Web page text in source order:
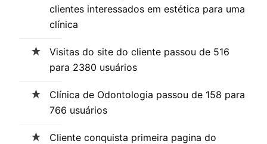
clientes interessados em estética para uma
clínica
Visitas do site do cliente passou de 516
para 2380 usuários
Clínica de Odontologia passou de 158 para
766 usuários
Cliente conquista primeira pagina do